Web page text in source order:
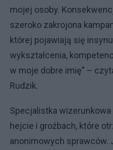
mojej osoby.
szeroko zakrojona
której pojawiają się
wykształcenia,
w moje dobre imię” –
Rudzik.
Specjalistka
hejcie i groźbach, które
anonimowych sprawców.